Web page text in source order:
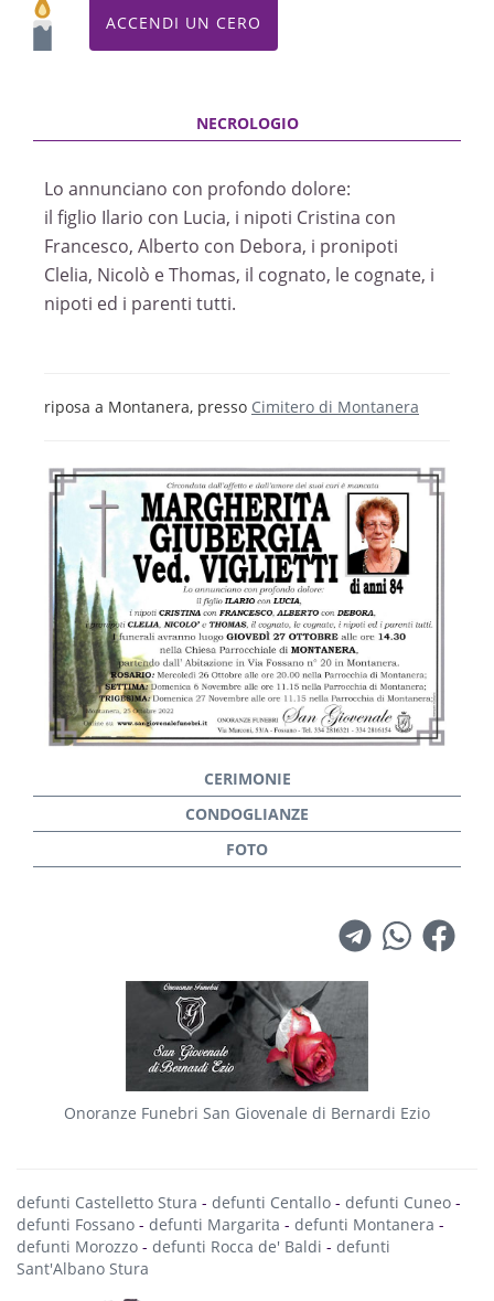
ACCENDI UN CERO
Lo annunciano con profondo dolore:
il figlio Ilario con Lucia, i nipoti Cristina con
Francesco, Alberto con Debora, i pronipoti
Clelia, Nicolò e Thomas, il cognato, le cognate, i
nipoti ed i parenti tutti.
riposa a Montanera, presso Cimitero di Montanera
ROSARIO
Onoranze Funebri San Giovenale di Bernardi Ezio
defunti Castelletto Stura - defunti Centallo - defunti Cuneo -
defunti Fossano - defunti Margarita - defunti Montanera -
defunti Morozzo - defunti Rocca de' Baldi - defunti
Sant'Albano Stura